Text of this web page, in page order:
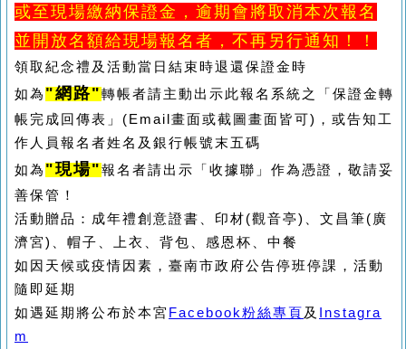
或至現場繳納保證金，逾期會將取消本次報名
並開放名額給現場報名者，不再另行通知！！
領取紀念禮及活動當日結束時退還保證金時
如為 "網路"轉帳者請主動出示此報名系統之「保證金轉
帳完成回傳表」(Email畫面或截圖畫面皆可)，或告知工
作人員報名者姓名及銀行帳號末五碼
如為 "現場"報名者請出示「收據聯」作為憑證，敬請妥
善保管！
活動贈品：成年禮創意證書、印材(觀音亭)、文昌筆(廣
濟宮)、帽子、上衣、背包、感恩杯、中餐
如因天候或疫情因素，臺南市政府公告停班停課，活動
隨即延期
如遇延期將公布於本宮 Facebook粉絲專頁及
Instagra
m